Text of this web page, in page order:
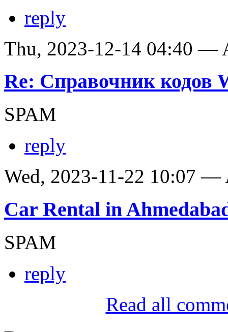
reply
Thu, 2023-12-14 04:40 —
Re: Справочник кодов
SPAM
reply
Wed, 2023-11-22 10:07 —
Car Rental in
SPAM
reply
Read all